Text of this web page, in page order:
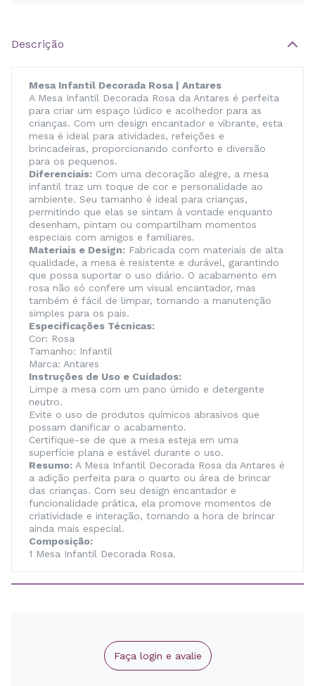
Descrição
Mesa Infantil Decorada Rosa | Antares
A Mesa Infantil Decorada Rosa da Antares é perfeita
para criar um espaço lúdico e acolhedor para as
crianças. Com um design encantador e vibrante, esta
mesa é ideal para atividades, refeições e
brincadeiras, proporcionando conforto e diversão
para os pequenos.
Diferenciais: Com uma decoração alegre, a mesa
infantil traz um toque de cor e personalidade ao
ambiente. Seu tamanho é ideal para crianças,
permitindo que elas se sintam à vontade enquanto
desenham, pintam ou compartilham momentos
especiais com amigos e familiares.
Materiais e Design: Fabricada com materiais de alta
qualidade, a mesa é resistente e durável, garantindo
que possa suportar o uso diário. O acabamento em
rosa não só confere um visual encantador, mas
também é fácil de limpar, tornando a manutenção
simples para os pais.
Especificações Técnicas:
Cor: Rosa
Tamanho: Infantil
Marca: Antares
Instruções de Uso e Cuidados:
Limpe a mesa com um pano úmido e detergente
neutro.
Evite o uso de produtos químicos abrasivos que
possam danificar o acabamento.
Certifique-se de que a mesa esteja em uma
superfície plana e estável durante o uso.
Resumo: A Mesa Infantil Decorada Rosa da Antares é
a adição perfeita para o quarto ou área de brincar
das crianças. Com seu design encantador e
funcionalidade prática, ela promove momentos de
criatividade e interação, tornando a hora de brincar
ainda mais especial.
Composição:
1 Mesa Infantil Decorada Rosa.
Faça login e avalie